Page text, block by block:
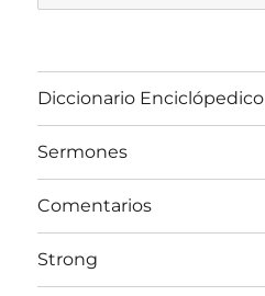
Diccionario Enciclópedico
Sermones
Comentarios
Strong